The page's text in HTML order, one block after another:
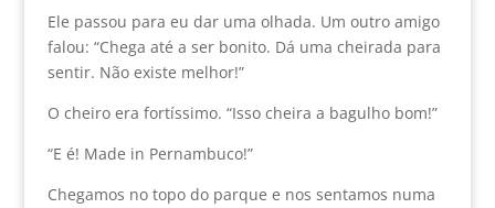
Ele passou para eu dar uma olhada. Um outro amigo
falou: “Chega até a ser bonito. Dá uma cheirada para
sentir. Não existe melhor!”
O cheiro era fortíssimo. “Isso cheira a bagulho bom!”
“E é! Made in Pernambuco!”
Chegamos no topo do parque e nos sentamos numa